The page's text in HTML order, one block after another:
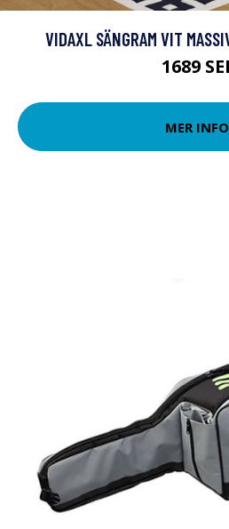
VIDAXL SÄNGRAM VIT
1689
MER